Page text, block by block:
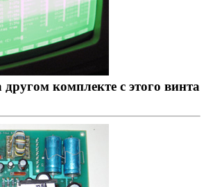
комплекте с этого винта